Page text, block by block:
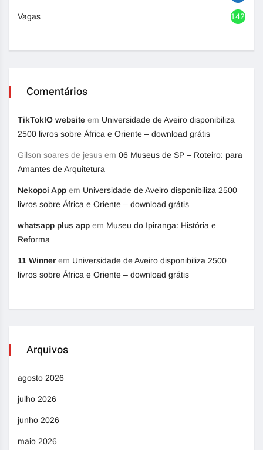
Vagas 1420
Comentários
TikTokIO website em Universidade de Aveiro disponibiliza
2500 livros sobre África e Oriente – download grátis
Gilson soares de jesus em 06 Museus de SP – Roteiro: para
Amantes de Arquitetura
Nekopoi App em Universidade de Aveiro disponibiliza 2500
livros sobre África e Oriente – download grátis
whatsapp plus app em Museu do Ipiranga: História e
Reforma
11 Winner em Universidade de Aveiro disponibiliza 2500
livros sobre África e Oriente – download grátis
Arquivos
agosto 2026
julho 2026
junho 2026
maio 2026